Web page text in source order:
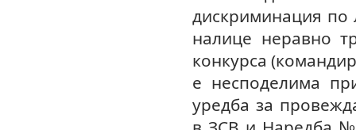
дискриминация по
налице неравно
конкурса
е несподелима
уредба за